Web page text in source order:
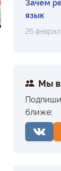
язык
26
Мы в
ближе: